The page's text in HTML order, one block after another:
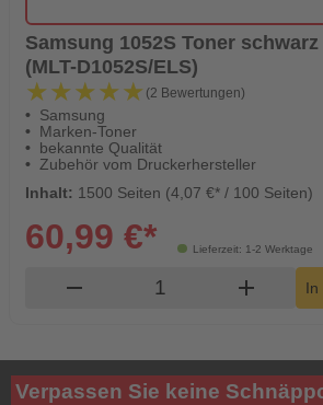
Samsung 1052S Toner schwarz
(MLT-D1052S/ELS)
★★★★★
★★★★★ (2 Bewertungen)
Samsung
Marken-Toner
bekannte Qualität
Zubehör vom Druckerhersteller
Inhalt: 1500 Seiten (4,07 €* / 100 Seiten)
Lieferzeit: 1-2 Werktage
60,99 €*
remove Produkt Warenkorb
add In
Verpassen Sie keine